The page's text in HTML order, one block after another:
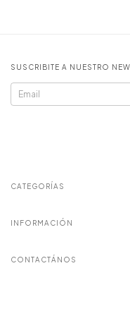
SUSCRIBITE A NUESTRO
CATEGORÍAS
INFORMACIÓN
CONTACTÁNOS